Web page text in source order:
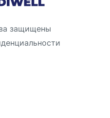
защищены